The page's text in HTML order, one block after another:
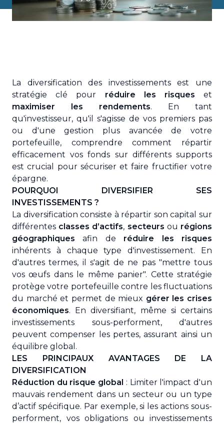
La diversification des investissements est une
stratégie clé pour réduire les risques et
maximiser les rendements. En tant
qu'investisseur, qu'il s'agisse de vos premiers pas
ou d'une gestion plus avancée de votre
portefeuille, comprendre comment répartir
efficacement vos fonds sur différents supports
est crucial pour sécuriser et faire fructifier votre
épargne.
POURQUOI DIVERSIFIER SES
INVESTISSEMENTS ?
La diversification consiste à répartir son capital sur
différentes classes d’actifs, secteurs ou régions
géographiques afin de réduire les risques
inhérents à chaque type d'investissement. En
d'autres termes, il s'agit de ne pas "mettre tous
vos œufs dans le même panier". Cette stratégie
protège votre portefeuille contre les fluctuations
du marché et permet de mieux gérer les crises
économiques. En diversifiant, même si certains
investissements sous-performent, d'autres
peuvent compenser les pertes, assurant ainsi un
équilibre global.
LES PRINCIPAUX AVANTAGES DE LA
DIVERSIFICATION
Réduction du risque global : Limiter l'impact d'un
mauvais rendement dans un secteur ou un type
d’actif spécifique. Par exemple, si les actions sous-
performent, vos obligations ou investissements